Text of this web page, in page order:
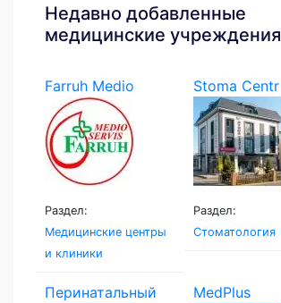
Недавно добавленные
медицинские учреждения
Farruh Medio
Servis
Раздел:
Медицинские центры
и клиники
Stoma Centr
Раздел:
Стоматология
Перинатальный
MedPlus